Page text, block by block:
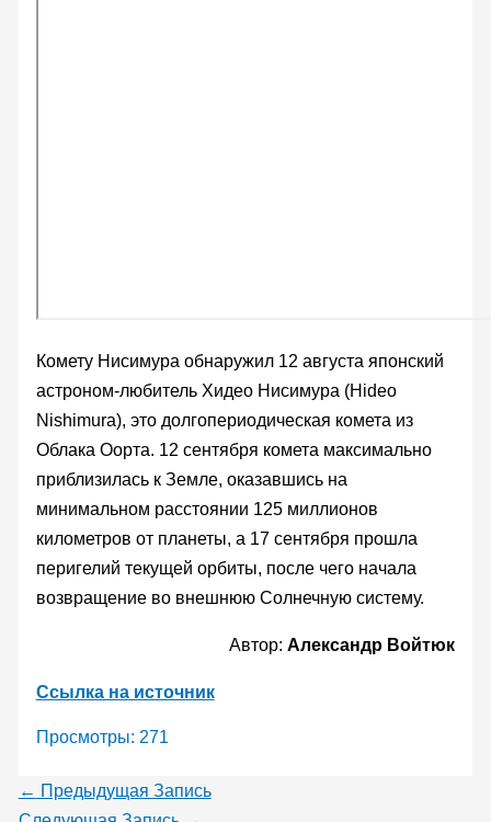
Комету Нисимура обнаружил 12 августа японский
астроном-любитель Хидео Нисимура (Hideo
Nishimura), это долгопериодическая комета из
Облака Оорта. 12 сентября комета максимально
приблизилась к Земле, оказавшись на
минимальном расстоянии 125 миллионов
километров от планеты, а 17 сентября прошла
перигелий текущей орбиты, после чего начала
возвращение во внешнюю Солнечную систему.
Автор:Александр Войтюк
Ссылка на источник
Просмотры: 271
← Предыдущая Запись